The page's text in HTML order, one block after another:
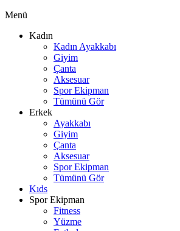
Menü
Kadın
Kadın Ayakkabı
Giyim
Çanta
Aksesuar
Spor Ekipman
Tümünü Gör
Erkek
Ayakkabı
Giyim
Çanta
Aksesuar
Spor Ekipman
Tümünü Gör
Kıds
Spor Ekipman
Fitness
Yüzme